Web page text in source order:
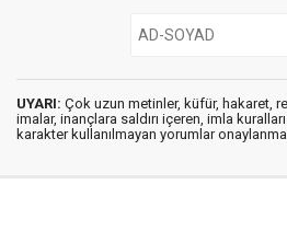
UYARI: Çok uzun metinler, küfür, hakaret,
imalar, inançlara saldırı içeren, imla
karakter kullanılmayan yorumlar